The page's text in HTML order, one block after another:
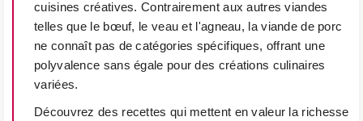
cuisines créatives. Contrairement aux autres viandes
telles que le bœuf, le veau et l'agneau, la viande de porc
ne connaît pas de catégories spécifiques, offrant une
polyvalence sans égale pour des créations culinaires
variées.
Découvrez des recettes qui mettent en valeur la richesse